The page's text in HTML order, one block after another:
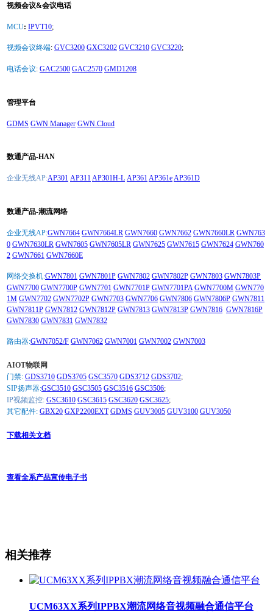
视频会议&会议电话
MCU: IPVT10;
视频会议终端: GVC3200 GXC3202 GVC3210 GVC3220;
电话会议: GAC2500 GAC2570 GMD1208
管理平台
GDMS GWN Manager GWN.Cloud
数通产品-HAN
企业无线AP:AP301 AP311AP301H-L AP361AP361eAP361D
数通产品-潮流网络
企业无线AP:GWN7664 GWN7664LR GWN7660 GWN7662 GWN7660LR GWN763
0 GWN7630LR GWN7605 GWN7605LR GWN7625 GWN7615 GWN7624 GWN760
2 GWN7661 GWN7660E
网络交换机:GWN7801 GWN7801P GWN7802 GWN7802P GWN7803 GWN7803P
GWN7700 GWN7700P GWN7701 GWN7701P GWN7701PA GWN7700M GWN770
1M GWN7702 GWN7702P GWN7703 GWN7706 GWN7806 GWN7806P GWN7811
GWN7811P GWN7812 GWN7812P GWN7813 GWN7813P GWN7816 GWN7816P
GWN7830 GWN7831 GWN7832
路由器:GWN7052/F GWN7062 GWN7001 GWN7002 GWN7003
AIOT物联网
门禁: GDS3710 GDS3705 GSC3570 GDS3712 GDS3702;
SIP扬声器:GSC3510 GSC3505 GSC3516 GSC3506;
IP视频监控: GSC3610 GSC3615 GSC3620 GSC3625;
其它配件: GBX20 GXP2200EXT GDMS GUV3005 GUV3100 GUV3050
下载相关文档
查看全系产品宣传电子书
相关推荐
UCM63XX系列IPPBX潮流网络音视频融合通信平台